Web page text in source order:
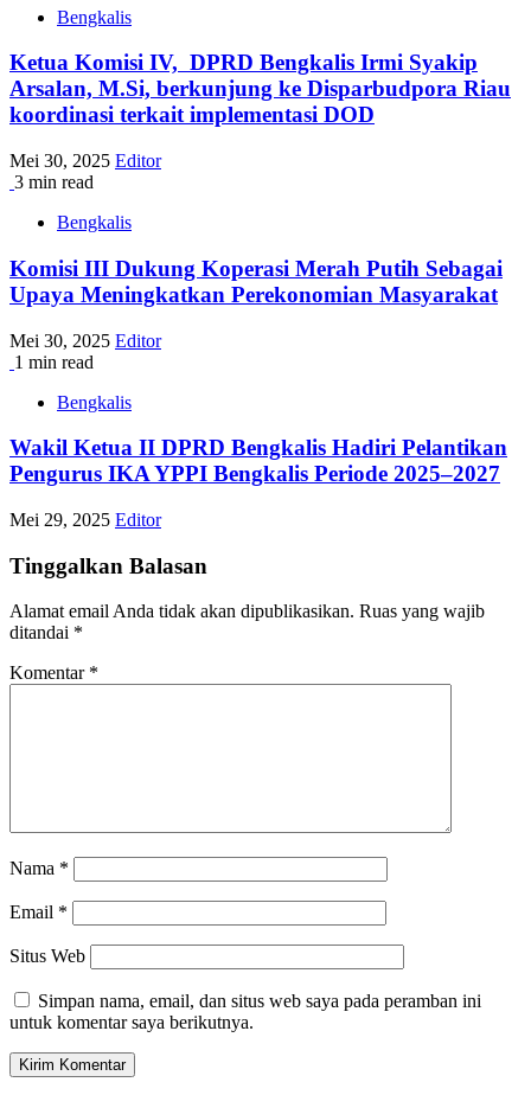
Bengkalis
Ketua Komisi IV, DPRD Bengkalis Irmi Syakip
Arsalan, M.Si, berkunjung ke Disparbudpora Riau
koordinasi terkait implementasi DOD
Mei 30, 2025 Editor
3 min read
Bengkalis
Komisi III Dukung Koperasi Merah Putih Sebagai
Upaya Meningkatkan Perekonomian Masyarakat
Mei 30, 2025 Editor
1 min read
Bengkalis
Wakil Ketua II DPRD Bengkalis Hadiri Pelantikan
Pengurus IKA YPPI Bengkalis Periode 2025–2027
Mei 29, 2025 Editor
Tinggalkan Balasan
Alamat email Anda tidak akan dipublikasikan. Ruas yang wajib
ditandai *
Komentar *
Nama *
Email *
Situs Web
Simpan nama, email, dan situs web saya pada peramban ini
untuk komentar saya berikutnya.